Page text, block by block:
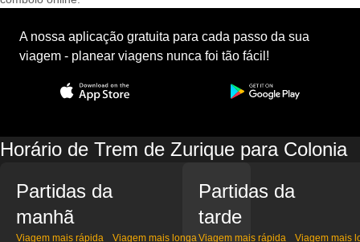
A nossa aplicação gratuita para cada passo da sua
viagem - planear viagens nunca foi tão fácil!
Horário de Trem de Zurique para Colonia
Partidas da
manhã
Viagem mais rápida Viagem mais longa
Partidas da
tarde
Viagem mais rápida Viagem mais